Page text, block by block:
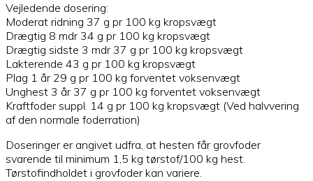
Vejledende dosering:
Moderat ridning 37 g pr 100 kg kropsvægt
Drægtig 8 mdr 34 g pr 100 kg kropsvægt
Drægtig sidste 3 mdr 37 g pr 100 kg kropsvægt
Lakterende 43 g pr 100 kg kropsvægt
Plag 1 år 29 g pr 100 kg forventet voksenvægt
Unghest 3 år 37 g pr 100 kg forventet voksenvægt
Kraftfoder suppl. 14 g pr 100 kg kropsvægt (Ved halvvering
af den normale foderration)
Doseringer er angivet udfra, at hesten får grovfoder
svarende til minimum 1,5 kg tørstof/100 kg hest.
Tørstofindholdet i grovfoder kan variere.